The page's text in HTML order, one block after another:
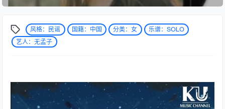
风格：民谣 国籍：中国 分类：女 乐谱：SOLO
艺人：无孟子